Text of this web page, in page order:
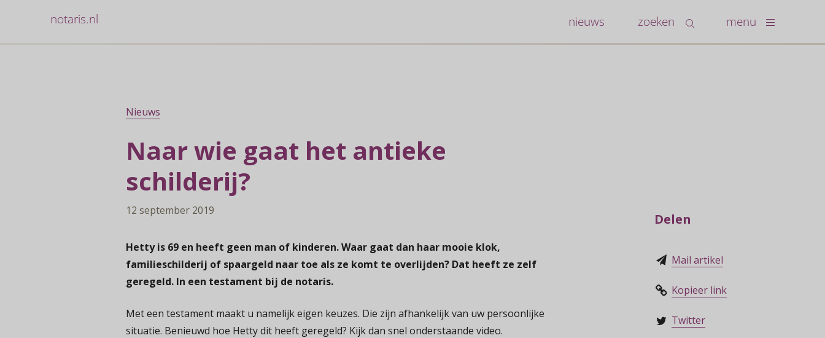
notaris.nl nieuws zoeken menu
Nieuws
Naar wie gaat het antieke
schilderij?
12 september 2019
Hetty is 69 en heeft geen man of kinderen. Waar gaat dan haar mooie klok,
familieschilderij of spaargeld naar toe als ze komt te overlijden? Dat heeft ze zelf
geregeld. In een testament bij de notaris.
Met een testament maakt u namelijk eigen keuzes. Die zijn afhankelijk van uw persoonlijke
situatie. Benieuwd hoe Hetty dit heeft geregeld? Kijk dan snel onderstaande video.
Delen
Mail artikel
Kopieer link
Twitter